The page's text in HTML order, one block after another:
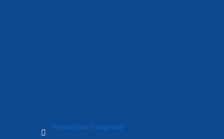
Sledovat na Instagramu